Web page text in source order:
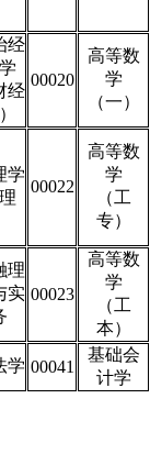
经
经
00020
高等数
学
（一）
学
00022
高等数
学
（工
专）
理
实 00023
高等数
学
（工
本）
学 00041
基础会
计学